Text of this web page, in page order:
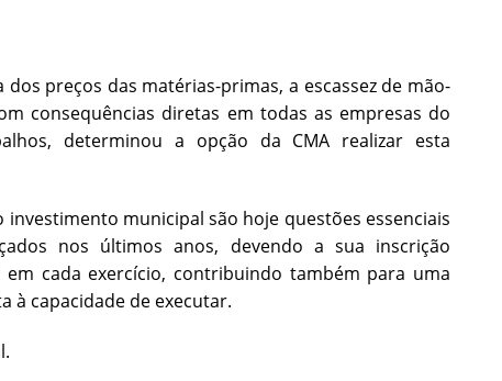
preços das matérias-primas, a escassez de mão-
consequências diretas em todas as empresas do
determinou a opção da CMA realizar esta
municipal são hoje questões essenciais
nos últimos anos, devendo a sua inscrição
cada exercício, contribuindo também para uma
à capacidade de executar.